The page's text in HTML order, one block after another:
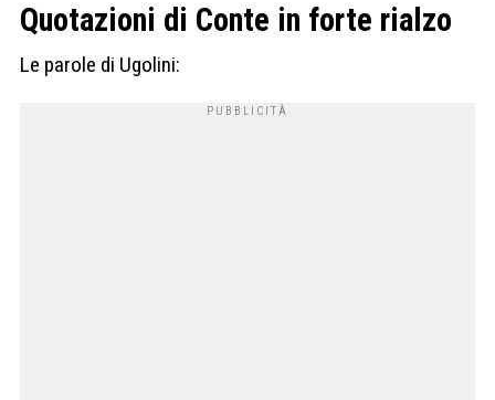
Quotazioni di Conte in forte rialzo
Le parole di Ugolini: